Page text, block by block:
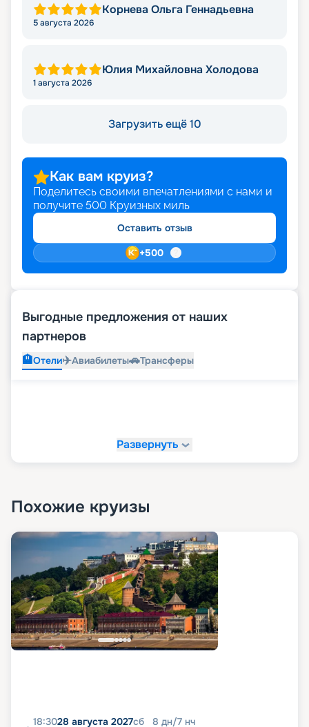
Корнева Ольга Геннадьевна
5 августа 2026
Юлия Михайловна Холодова
1 августа 2026
Загрузить ещё 10
Как вам круиз?
Поделитесь своими впечатлениями с нами и
получите 500 Круизных миль
Оставить отзыв
+500
Выгодные предложения от наших
партнеров
🏨Отели✈️Авиабилеты🚗Трансферы
Развернуть
Похожие круизы
18:3028 августа 2027сб 8 дн/7 нч